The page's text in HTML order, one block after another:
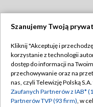
Abonament TVP
Emisja w TVP
Szanujemy Twoją
Kliknij "Akceptuję i
korzystanie z technologii
dostęp do informacji na
przechowywanie oraz na
nas, czyli Telewizję Polską
Zaufanych Partnerów z IAB*
Partnerów TVP (93 firm), w